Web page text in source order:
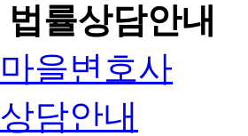
법률상담안내
마을변호사
상담안내